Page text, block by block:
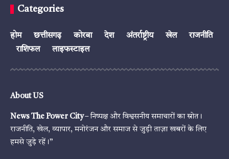
Categories
होम छत्तीसगढ़ कोरबा देश अंतर्राष्ट्रीय खेल
राजनीति
राशिफल
लाइफस्टाइल
About US
News The Power City– निष्पक्ष और विश्वसनीय समाचारों का स्रोत।
राजनीति, खेल, व्यापार, मनोरंजन और समाज से जुड़ी ताज़ा खबरों के लिए
हमसे जुड़े रहें।”